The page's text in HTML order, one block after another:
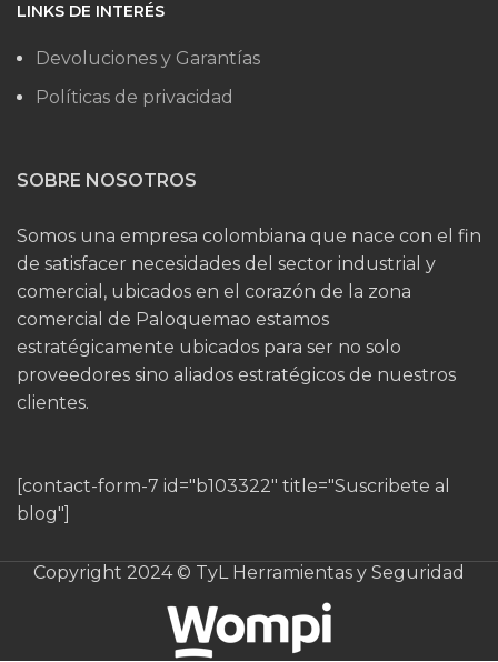
LINKS DE INTERÉS
Devoluciones y Garantías
Políticas de privacidad
SOBRE NOSOTROS
Somos una empresa colombiana que nace con el fin
de satisfacer necesidades del sector industrial y
comercial, ubicados en el corazón de la zona
comercial de Paloquemao estamos
estratégicamente ubicados para ser no solo
proveedores sino aliados estratégicos de nuestros
clientes.
[contact-form-7 id="b103322" title="Suscribete al
blog"]
Copyright 2024 © TyL Herramientas y Seguridad